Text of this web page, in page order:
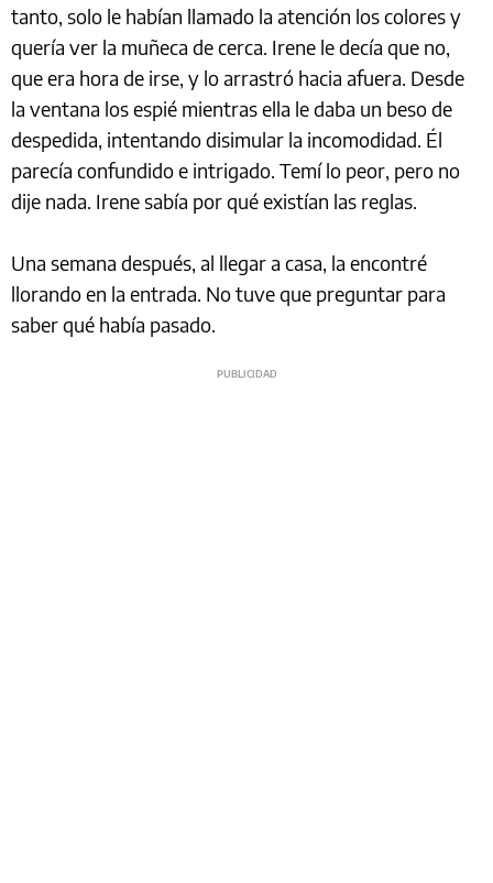
tanto, solo le habían llamado la atención los colores y
quería ver la muñeca de cerca. Irene le decía que no,
que era hora de irse, y lo arrastró hacia afuera. Desde
la ventana los espié mientras ella le daba un beso de
despedida, intentando disimular la incomodidad. Él
parecía confundido e intrigado. Temí lo peor, pero no
dije nada. Irene sabía por qué existían las reglas.
Una semana después, al llegar a casa, la encontré
llorando en la entrada. No tuve que preguntar para
saber qué había pasado.